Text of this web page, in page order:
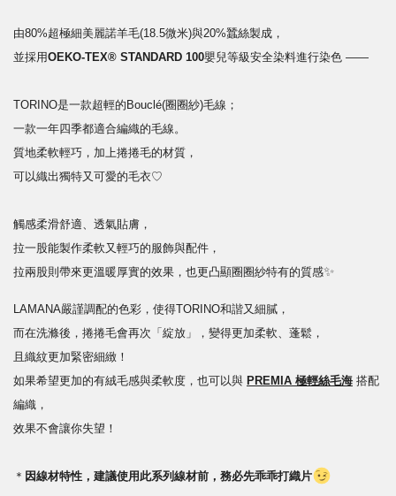
由80%超極細美麗諾羊毛(18.5微米)與20%蠶絲製成，
並採用OEKO-TEX® STANDARD 100嬰兒等級安全染料進行染色 ——
TORINO是一款超輕的Bouclé(圈圈紗)毛線；
一款一年四季都適合編織的毛線。
質地柔軟輕巧，加上捲捲毛的材質，
可以織出獨特又可愛的毛衣♡
觸感柔滑舒適、透氣貼膚，
拉一股能製作柔軟又輕巧的服飾與配件，
拉兩股則帶來更溫暖厚實的效果，也更凸顯圈圈紗特有的質感✨
LAMANA嚴謹調配的色彩，使得TORINO和諧又細膩，
而在洗滌後，捲捲毛會再次「綻放」，變得更加柔軟、蓬鬆，
且織紋更加緊密細緻！
如果希望更加的有絨毛感與柔軟度，也可以與 PREMIA 極輕絲毛海 搭配
編織，
效果不會讓你失望！
＊ 因線材特性， 建議使用此系列線材前，務必先乖乖打織片